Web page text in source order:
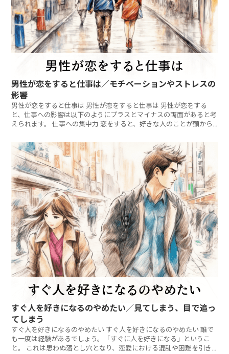
男性が恋をすると仕事は／モチベーションやストレスの
影響
男性が恋をすると仕事は 男性が恋をすると仕事は 男性が恋をする
と、仕事への影響は以下のようにプラスとマイナスの両面があると考
えられます。 仕事への集中力 恋をすると、好きな人のことが頭から
すぐ人を好きになるのやめたい／見てしまう、目で追っ
てしまう
すぐ人を好きになるのやめたい すぐ人を好きになるのやめたい 誰で
も一度は経験があるでしょう。「すぐに人を好きになる」というこ
と。 これは思わぬ落とし穴となり、恋愛における混乱や困難を引き